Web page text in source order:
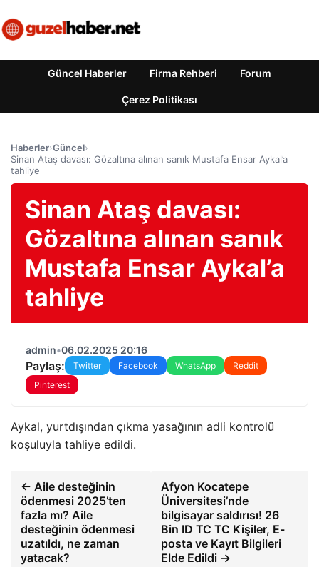
Güncel Haberler Firma Rehberi Forum
Çerez Politikası
Haberler›Güncel›
Sinan Ataş davası: Gözaltına alınan sanık Mustafa Ensar Aykal’a
tahliye
Sinan Ataş davası:
Gözaltına alınan sanık
Mustafa Ensar Aykal’a
tahliye
admin•06.02.2025 20:16
Paylaş: Twitter Facebook WhatsApp
Reddit
Pinterest
Aykal, yurtdışından çıkma yasağının adli kontrolü
koşuluyla tahliye edildi.
← Aile desteğinin
ödenmesi 2025’ten
fazla mı? Aile
desteğinin ödenmesi
uzatıldı, ne zaman
yatacak?
Afyon Kocatepe
Üniversitesi’nde
bilgisayar saldırısı! 26
Bin ID TC TC Kişiler, E-
posta ve Kayıt Bilgileri
Elde Edildi →